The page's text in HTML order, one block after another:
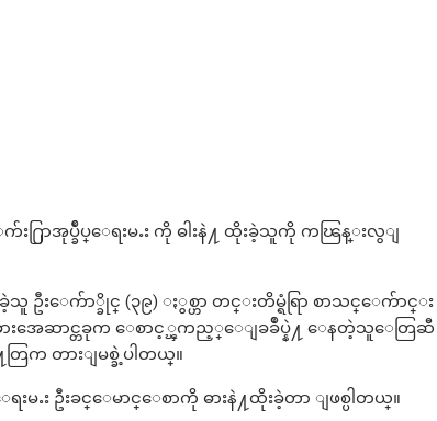
ြာအုပ္ခ်ဳပ္ေရးမႉး ကို ဓါးနဲ႔ ထိုးခဲ့သူကို ကၽြန္းလွျ
ဦးေက်ာ္ခိုင္ (၃၉) ႏွစ္ဟာ တင္းတိမ္ရံရြာ စာသင္ေက်ာင္း
းအေဆာင္တခုက ေစာင့္ၾကည့္ေျခခ်ဳပ္နဲ႔ ေနတဲ့သူေတြဆီ
ြက တားျမစ္ခဲ့ပါတယ္။
မႉး ဦးခင္ေမာင္ေစာကို ဓားနဲ႔ထိုးခဲ့တာ ျဖစ္ပါတယ္။